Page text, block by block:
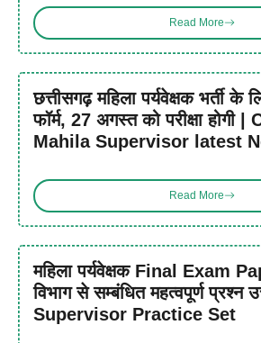
Read More
छत्तीसगढ़ महिला पर्यवेक्षक भर्ती के
फॉर्म, 27 अगस्त को परीक्षा होगी
Mahila Supervisor latest
Read More
महिला पर्यवेक्षक Final Exam
विभाग से सम्बंधित महत्वपूर्ण प्रश्न
Supervisor Practice Set